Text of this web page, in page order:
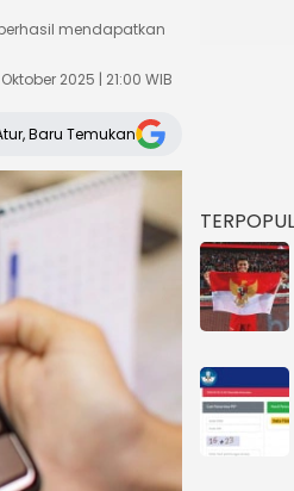
mendapatkan
2025 | 21:00 WIB
Baru Temukan